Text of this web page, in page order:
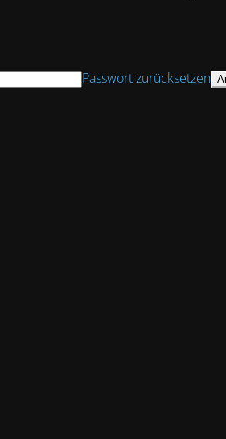
Passwort zurücksetzen